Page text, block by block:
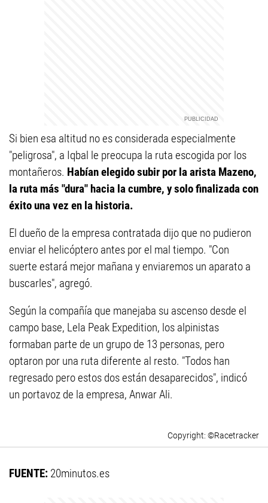
Si bien esa altitud no es considerada especialmente
"peligrosa", a Iqbal le preocupa la ruta escogida por los
montañeros. Habían elegido subir por la arista Mazeno,
la ruta más "dura" hacia la cumbre, y solo finalizada con
éxito una vez en la historia.
El dueño de la empresa contratada dijo que no pudieron
enviar el helicóptero antes por el mal tiempo. "Con
suerte estará mejor mañana y enviaremos un aparato a
buscarles", agregó.
Según la compañía que manejaba su ascenso desde el
campo base, Lela Peak Expedition, los alpinistas
formaban parte de un grupo de 13 personas, pero
optaron por una ruta diferente al resto. "Todos han
regresado pero estos dos están desaparecidos", indicó
un portavoz de la empresa, Anwar Ali.
©Racetracker
FUENTE: 20minutos.es